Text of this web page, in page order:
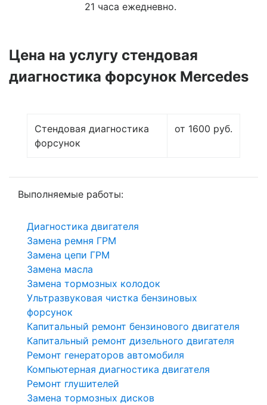
21 часа ежедневно.
Цена на услугу стендовая
диагностика форсунок Mercedes
Стендовая диагностика
форсунок
от 1600 руб.
Выполняемые работы:
Диагностика двигателя
Замена ремня ГРМ
Замена цепи ГРМ
Замена масла
Замена тормозных колодок
Ультразвуковая чистка бензиновых
форсунок
Капитальный ремонт бензинового двигателя
Капитальный ремонт дизельного двигателя
Ремонт генераторов автомобиля
Компьютерная диагностика двигателя
Ремонт глушителей
Замена тормозных дисков